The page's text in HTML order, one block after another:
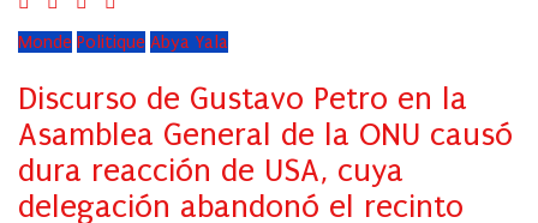
Monde Politique Abya Yala
Discurso de Gustavo Petro en la
Asamblea General de la ONU causó
dura reacción de USA, cuya
delegación abandonó el recinto